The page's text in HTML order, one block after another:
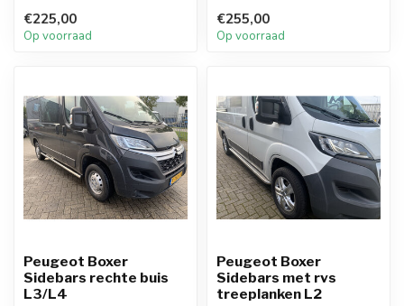
€225,00
Op voorraad
€255,00
Op voorraad
Peugeot Boxer
Sidebars rechte buis
L3/L4
Peugeot Boxer
Sidebars met rvs
treeplanken L2